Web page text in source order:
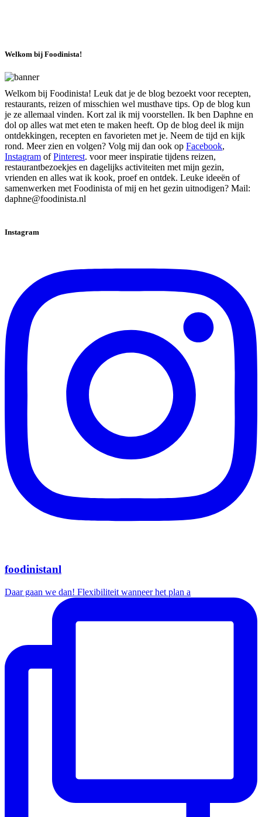
Welkom bij Foodinista!
Welkom bij Foodinista! Leuk dat je de blog bezoekt voor recepten,
restaurants, reizen of misschien wel musthave tips. Op de blog kun
je ze allemaal vinden. Kort zal ik mij voorstellen. Ik ben Daphne en
dol op alles wat met eten te maken heeft. Op de blog deel ik mijn
ontdekkingen, recepten en favorieten met je. Neem de tijd en kijk
rond. Meer zien en volgen? Volg mij dan ook op Facebook,
Instagram ofPinterest. voor meer inspiratie tijdens reizen,
restaurantbezoekjes en dagelijks activiteiten met mijn gezin,
vrienden en alles wat ik kook, proef en ontdek. Leuke ideeën of
samenwerken met Foodinista of mij en het gezin uitnodigen? Mail:
daphne@foodinista.nl
Instagram
foodinistanl
Daar gaan we dan! Flexibiliteit wanneer het plan a